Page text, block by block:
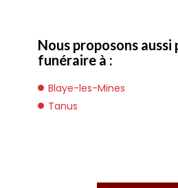
Nous proposons aussi
funéraire à :
Blaye-les-Mines
Tanus